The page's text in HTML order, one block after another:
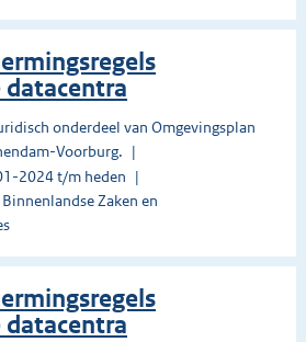
datacentra
onderdeel van Omgevingsplan
Voorburg.
2024 t/m heden
Zaken en
datacentra